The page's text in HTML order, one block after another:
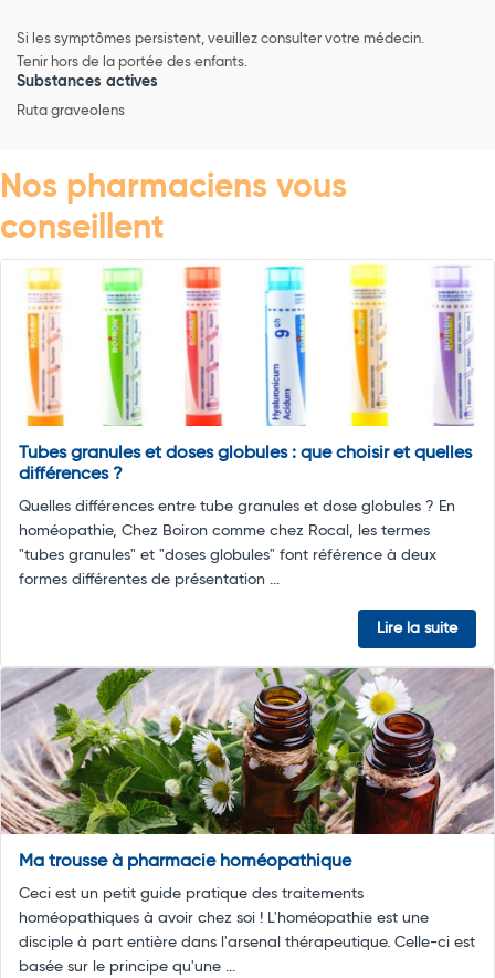
Si les symptômes persistent, veuillez consulter votre médecin.
Tenir hors de la portée des enfants.
Substances actives
Ruta graveolens
Nos pharmaciens vous
conseillent
Tubes granules et doses globules : que choisir et quelles
différences ?
Quelles différences entre tube granules et dose globules ? En
homéopathie, Chez Boiron comme chez Rocal, les termes
"tubes granules" et "doses globules" font référence à deux
formes différentes de présentation ...
Lire la suite
Ma trousse à pharmacie homéopathique
Ceci est un petit guide pratique des traitements
homéopathiques à avoir chez soi ! L'homéopathie est une
disciple à part entière dans l'arsenal thérapeutique. Celle-ci est
basée sur le principe qu'une ...